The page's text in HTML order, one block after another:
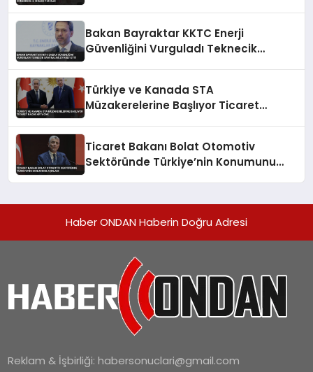
Bakan Bayraktar KKTC Enerji
Güvenliğini Vurguladı Teknecik
Türkiye ve Kanada STA
Müzakerelerine Başlıyor Ticaret
Ticaret Bakanı Bolat Otomotiv
Sektöründe Türkiye’nin Konumunu
Haber ONDAN Haberin Doğru Adresi
Reklam & İşbirliği:habersonuclari@gmail.com